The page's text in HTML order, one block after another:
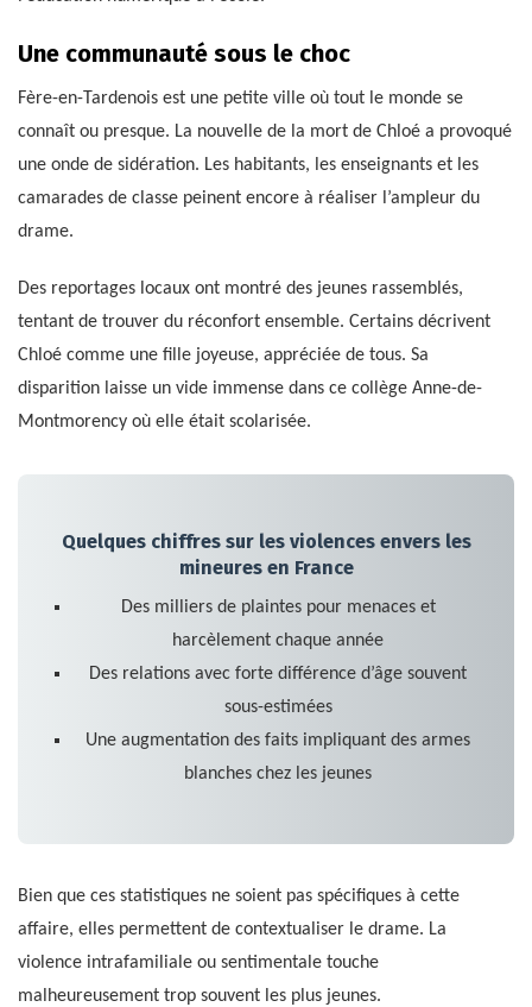
Une communauté sous le choc
Fère-en-Tardenois est une petite ville où tout le monde se
connaît ou presque. La nouvelle de la mort de Chloé a provoqué
une onde de sidération. Les habitants, les enseignants et les
camarades de classe peinent encore à réaliser l’ampleur du
drame.
Des reportages locaux ont montré des jeunes rassemblés,
tentant de trouver du réconfort ensemble. Certains décrivent
Chloé comme une fille joyeuse, appréciée de tous. Sa
disparition laisse un vide immense dans ce collège Anne-de-
Montmorency où elle était scolarisée.
Quelques chiffres sur les violences envers les
mineures en France
Des milliers de plaintes pour menaces et
harcèlement chaque année
Des relations avec forte différence d’âge souvent
sous-estimées
Une augmentation des faits impliquant des armes
blanches chez les jeunes
Bien que ces statistiques ne soient pas spécifiques à cette
affaire, elles permettent de contextualiser le drame. La
violence intrafamiliale ou sentimentale touche
malheureusement trop souvent les plus jeunes.